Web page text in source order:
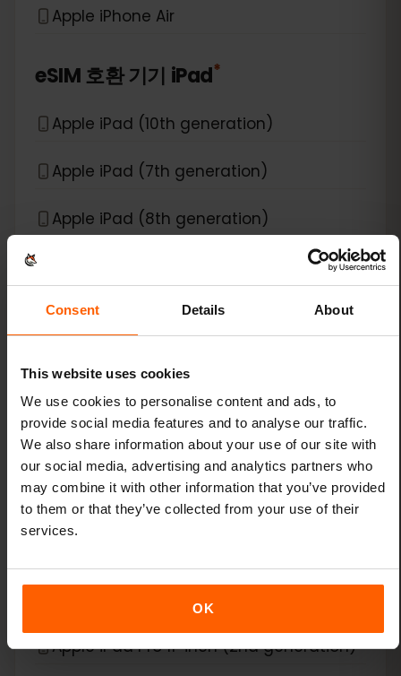
Consent Details About
This website uses cookies
We use cookies to personalise content and ads, to
provide social media features and to analyse our traffic.
We also share information about your use of our site with
our social media, advertising and analytics partners who
may combine it with other information that you’ve provided
to them or that they’ve collected from your use of their
services.
OK
Apple iPhone Air
eSIM 호환 기기 iPad*
Apple iPad (10th generation)
Apple iPad (7th generation)
Apple iPad (8th generation)
Apple iPad Air (3rd generation)
Apple iPad Air (5th generation)
Apple iPad Air (6th generation)
Apple iPad Mini (5th generation)
Apple iPad Pro 11-inch (1st generation)
Apple iPad Pro 11-inch (2nd generation)